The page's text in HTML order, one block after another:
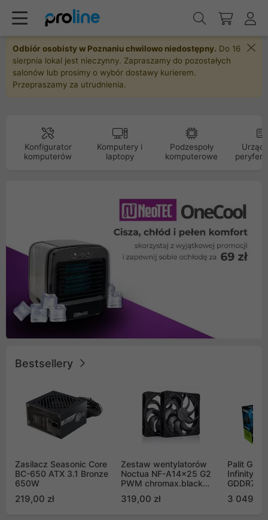
Odbiór osobisty w Poznaniu chwilowo niedostępny. Do 16
sierpnia lokal jest nieczynny. Zapraszamy do pozostałych
salonów lub prosimy o wybór dostawy kurierem.
Przepraszamy za utrudnienia.
Konfigurator
komputerów
Komputery i
laptopy
Podzespoły
komputerowe
Bestsellery
Zasilacz Seasonic Core
BC-650 ATX 3.1 Bronze
650W
219,00 zł
Zestaw wentylatorów
Noctua NF-A14x25 G2
PWM chromax.black
Push Pull (2szt)
319,00 zł
Palit
Infinity 3
GDDR7
GB2050S)
3 049,00